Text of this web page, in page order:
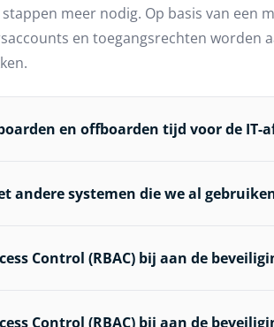
meer nodig. Op basis van een
en toegangsrechten worden
en offboarden tijd voor de IT-
andere systemen die we al
Control (RBAC) bij aan de
Control (RBAC) bij aan de